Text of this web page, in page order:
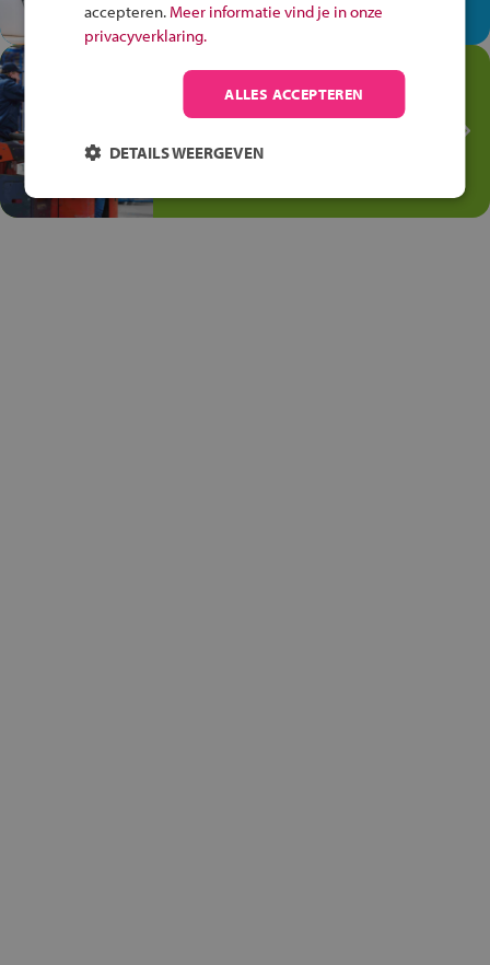
anders is!
Jouw talent in de
Transport en Logistiek
logistiek: daar kun je mee
accepteren. Meer informatie vind je in onze
privacyverklaring.
ALLES ACCEPTEREN
DETAILS WEERGEVEN